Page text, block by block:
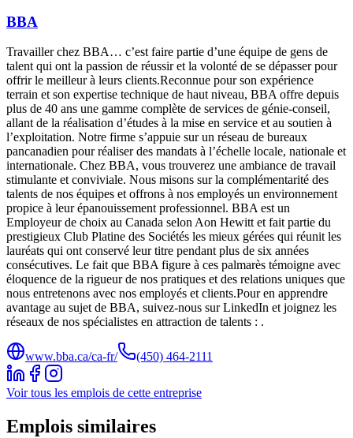
BBA
Travailler chez BBA… c’est faire partie d’une équipe de gens de
talent qui ont la passion de réussir et la volonté de se dépasser pour
offrir le meilleur à leurs clients.Reconnue pour son expérience
terrain et son expertise technique de haut niveau, BBA offre depuis
plus de 40 ans une gamme complète de services de génie-conseil,
allant de la réalisation d’études à la mise en service et au soutien à
l’exploitation. Notre firme s’appuie sur un réseau de bureaux
pancanadien pour réaliser des mandats à l’échelle locale, nationale et
internationale. Chez BBA, vous trouverez une ambiance de travail
stimulante et conviviale. Nous misons sur la complémentarité des
talents de nos équipes et offrons à nos employés un environnement
propice à leur épanouissement professionnel. BBA est un
Employeur de choix au Canada selon Aon Hewitt et fait partie du
prestigieux Club Platine des Sociétés les mieux gérées qui réunit les
lauréats qui ont conservé leur titre pendant plus de six années
consécutives. Le fait que BBA figure à ces palmarès témoigne avec
éloquence de la rigueur de nos pratiques et des relations uniques que
nous entretenons avec nos employés et clients.Pour en apprendre
avantage au sujet de BBA, suivez-nous sur LinkedIn et joignez les
réseaux de nos spécialistes en attraction de talents : .
www.bba.ca/ca-fr/ (450) 464-2111
Voir tous les emplois de cette entreprise
Emplois similaires